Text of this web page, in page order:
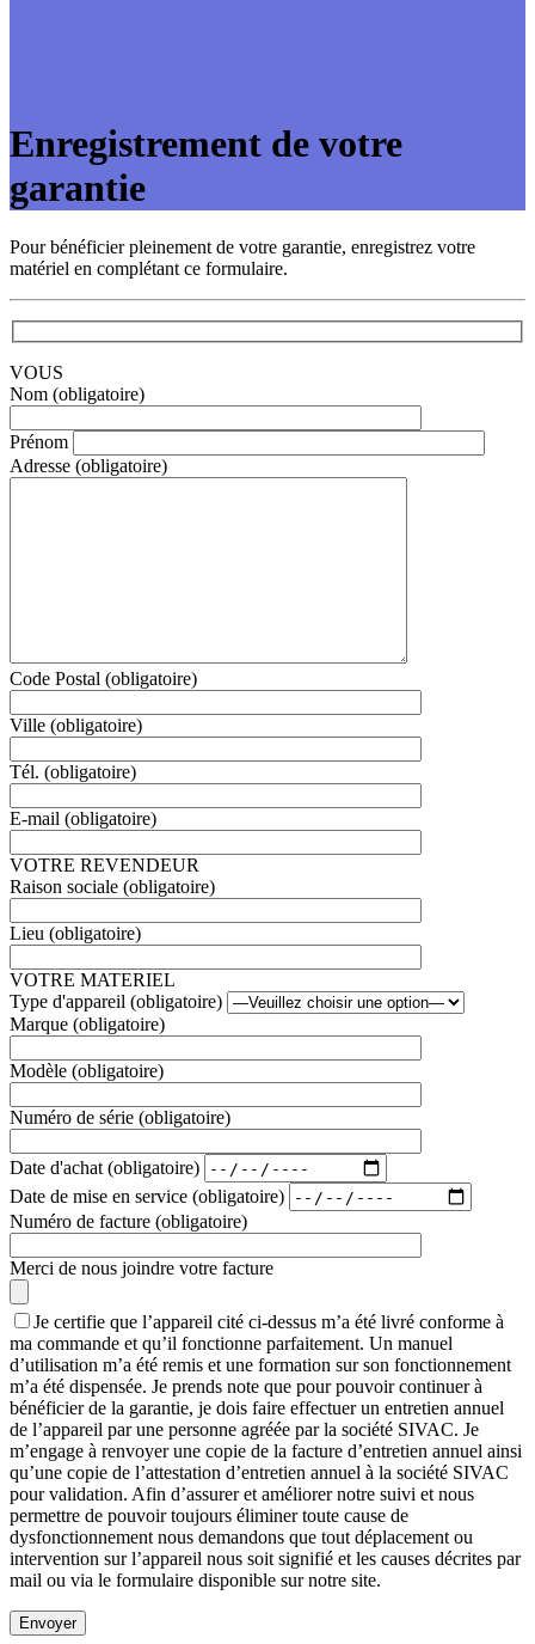
Enregistrement de votre
garantie
Pour bénéficier pleinement de votre garantie, enregistrez votre
matériel en complétant ce formulaire.
VOUS
Nom (obligatoire)
Prénom
Adresse (obligatoire)
Code Postal (obligatoire)
Ville (obligatoire)
Tél. (obligatoire)
E-mail (obligatoire)
VOTRE REVENDEUR
Raison sociale (obligatoire)
Lieu (obligatoire)
VOTRE MATERIEL
Type d'appareil (obligatoire)
Marque (obligatoire)
Modèle (obligatoire)
Numéro de série (obligatoire)
Date d'achat (obligatoire)
Date de mise en service (obligatoire)
Numéro de facture (obligatoire)
Merci de nous joindre votre facture
Je certifie que l’appareil cité ci-dessus m’a été livré conforme à
ma commande et qu’il fonctionne parfaitement. Un manuel
d’utilisation m’a été remis et une formation sur son fonctionnement
m’a été dispensée. Je prends note que pour pouvoir continuer à
bénéficier de la garantie, je dois faire effectuer un entretien annuel
de l’appareil par une personne agréée par la société SIVAC. Je
m’engage à renvoyer une copie de la facture d’entretien annuel ainsi
qu’une copie de l’attestation d’entretien annuel à la société SIVAC
pour validation. Afin d’assurer et améliorer notre suivi et nous
permettre de pouvoir toujours éliminer toute cause de
dysfonctionnement nous demandons que tout déplacement ou
intervention sur l’appareil nous soit signifié et les causes décrites par
mail ou via le formulaire disponible sur notre site.